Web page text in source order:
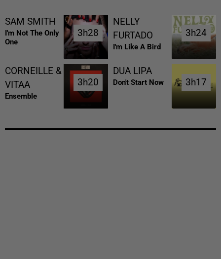
SAM SMITH
I'm Not The Only
One
3h28
3h28
NELLY
FURTADO
I'm Like A Bird
3h24
3h24
CORNEILLE &
VITAA
Ensemble
3h20
3h20
DUA LIPA
Don't Start Now 3h17
3h17